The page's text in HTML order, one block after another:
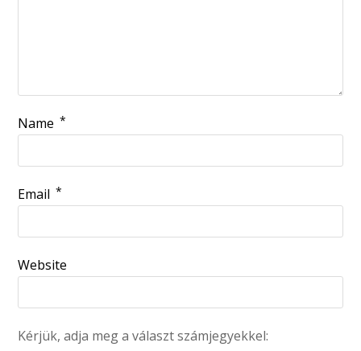
Name *
Email *
Website
Kérjük, adja meg a választ számjegyekkel: